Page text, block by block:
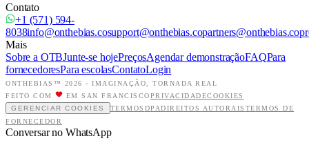
Contato
+1 (571) 594-
8038info@onthebias.cosupport@onthebias.copartners@onthebias.co
Mais
Sobre a OTBJunte-se hojePreçosAgendar demonstraçãoFAQPara
fornecedoresPara escolasContatoLogin
ONTHEBIAS™ 2026 - IMAGINAÇÃO, TORNADA REAL
FEITO COM
EM SAN FRANCISCOPRIVACIDADECOOKIES
GERENCIAR COOKIES
TERMOS DPADIREITOS AUTORAIS TERMOS DE
FORNECEDOR
Conversar no WhatsApp